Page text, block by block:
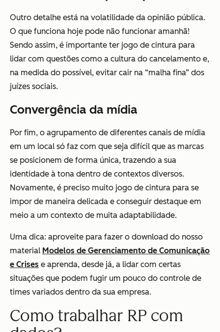
Outro detalhe está na volatilidade da opinião pública.
O que funciona hoje pode não funcionar amanhã!
Sendo assim, é importante ter jogo de cintura para
lidar com questões como a cultura do cancelamento e,
na medida do possível, evitar cair na “malha fina” dos
juízes sociais.
Convergência da mídia
Por fim, o agrupamento de diferentes canais de mídia
em um local só faz com que seja difícil que as marcas
se posicionem de forma única, trazendo a sua
identidade à tona dentro de contextos diversos.
Novamente, é preciso muito jogo de cintura para se
impor de maneira delicada e conseguir destaque em
meio a um contexto de muita adaptabilidade.
Uma dica: aproveite para fazer o download do nosso
material Modelos de Gerenciamento de Comunicação
e Crises e aprenda, desde já, a lidar com certas
situações que podem fugir um pouco do controle de
times variados dentro da sua empresa.
Como trabalhar RP com